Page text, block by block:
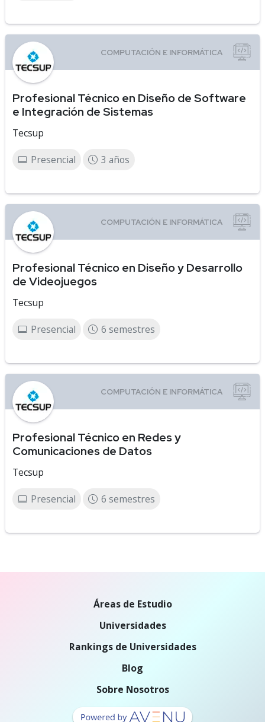
Profesional Técnico en Diseño de Software
e Integración de Sistemas
Tecsup
Presencial 3 años
Profesional Técnico en Diseño y Desarrollo
de Videojuegos
Tecsup
Presencial 6 semestres
Profesional Técnico en Redes y
Comunicaciones de Datos
Tecsup
Presencial 6 semestres
Áreas de Estudio
Universidades
Rankings de Universidades
Blog
Sobre Nosotros